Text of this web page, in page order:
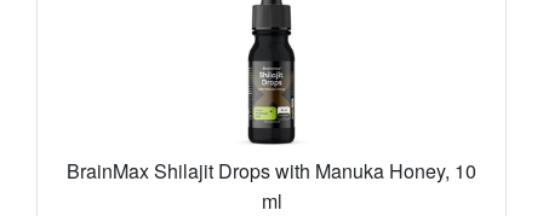
BrainMax Shilajit Drops with Manuka Honey, 10
ml